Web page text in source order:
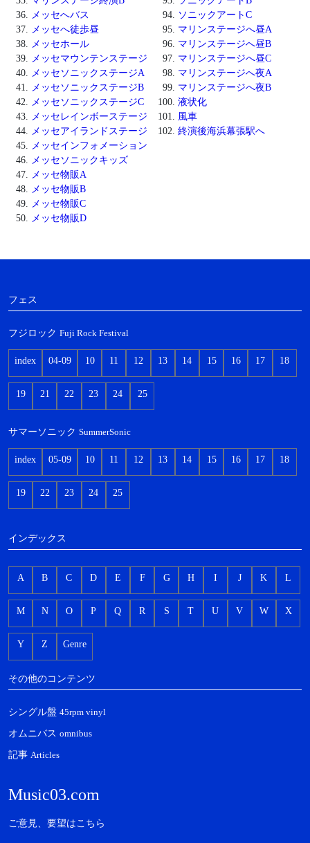
メッセへバス
メッセへ徒歩昼
メッセホール
メッセマウンテンステージ
メッセソニックステージA
メッセソニックステージB
メッセソニックステージC
メッセレインボーステージ
メッセアイランドステージ
メッセインフォメーション
メッセソニックキッズ
メッセ物販A
メッセ物販B
メッセ物販C
メッセ物販D
ソニックアートC
マリンステージへ昼A
マリンステージへ昼B
マリンステージへ昼C
マリンステージへ夜A
マリンステージへ夜B
液状化
風車
終演後海浜幕張駅へ
フェス
フジロック Fuji Rock Festival
index 04-09 10 11 12 13 14 15 16 17 18
19 21 22 23 24 25
サマーソニック SummerSonic
index 05-09 10 11 12 13 14 15 16 17 18
19 22 23 24 25
インデックス
A B C D E F G H I J K L
M N O P Q R S T U V W X
Y Z Genre
その他のコンテンツ
シングル盤 45rpm vinyl
オムニバス omnibus
記事 Articles
Music03.com
ご意見、要望はこちら